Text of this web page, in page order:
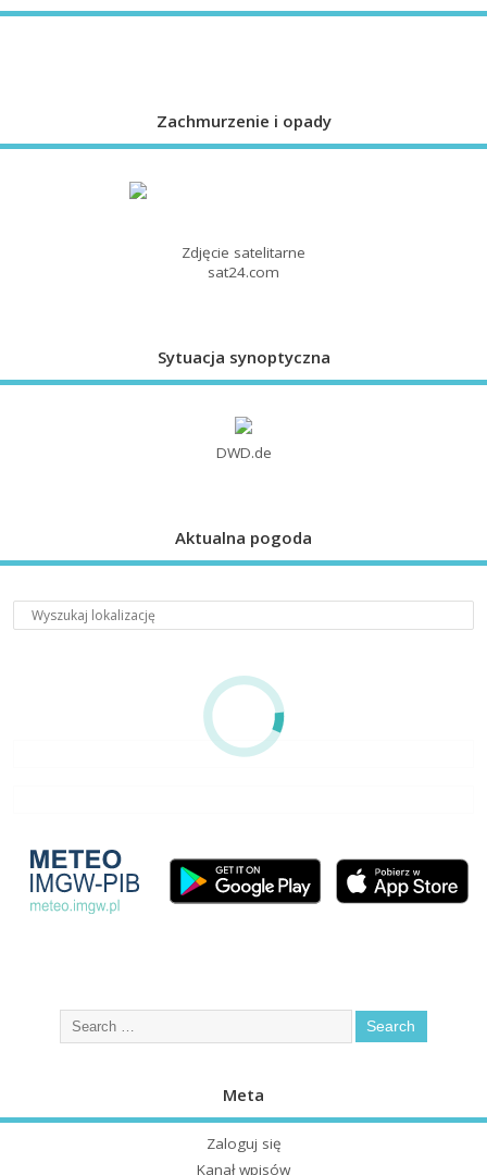
Zachmurzenie i opady
Zdjęcie satelitarne
sat24.com
Sytuacja synoptyczna
DWD.de
Aktualna pogoda
Meta
Zaloguj się
Kanał wpisów